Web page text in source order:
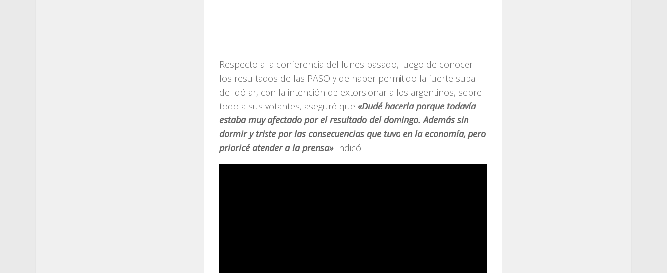
Respecto a la conferencia del lunes pasado, luego de conocer
los resultados de las PASO y de haber permitido la fuerte suba
del dólar, con la intención de extorsionar a los argentinos, sobre
todo a sus votantes, aseguró que «Dudé hacerla porque todavía
estaba muy afectado por el resultado del domingo. Además sin
dormir y triste por las consecuencias que tuvo en la economía, pero
prioricé atender a la prensa», indicó.